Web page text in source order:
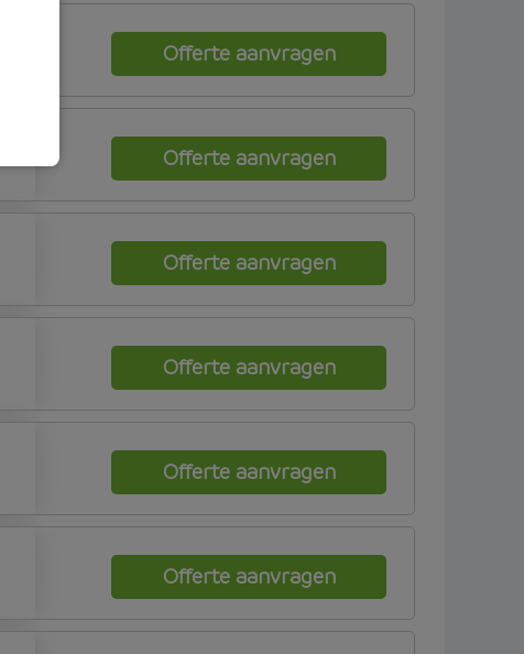
Offerte aanvragen
Offerte aanvragen
Offerte aanvragen
Offerte aanvragen
Offerte aanvragen
Offerte aanvragen